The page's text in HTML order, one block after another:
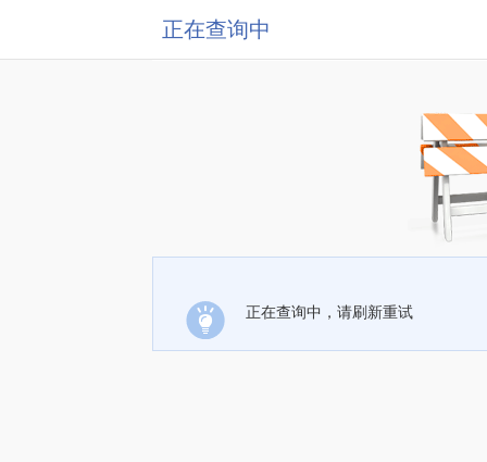
正在查询中
正在查询中，请刷新重试